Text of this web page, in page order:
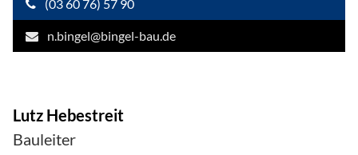
(03 60 76) 57 90
n.bingel@bingel-bau.de
Lutz Hebestreit
Bauleiter